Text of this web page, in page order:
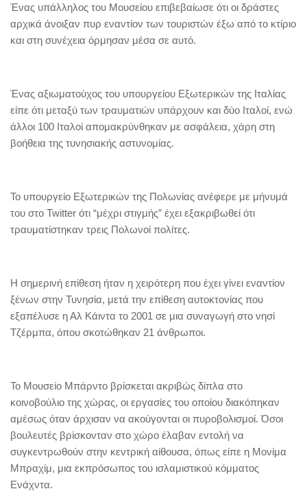
Ένας υπάλληλος του Μουσείου επιβεβαίωσε ότι οι δράστες
αρχικά άνοιξαν πυρ εναντίον των τουριστών έξω από το κτίριο
και στη συνέχεια όρμησαν μέσα σε αυτό.
Ένας αξιωματούχος του υπουργείου Εξωτερικών της Ιταλίας
είπε ότι μεταξύ των τραυματιών υπάρχουν και δύο Ιταλοί, ενώ
άλλοι 100 Ιταλοί απομακρύνθηκαν με ασφάλεια, χάρη στη
βοήθεια της τυνησιακής αστυνομίας.
Το υπουργείο Εξωτερικών της Πολωνίας ανέφερε με μήνυμά
του στο Twitter ότι “μέχρι στιγμής” έχει εξακριβωθεί ότι
τραυματίστηκαν τρεις Πολωνοί πολίτες.
Η σημερινή επίθεση ήταν η χειρότερη που έχει γίνει εναντίον
ξένων στην Τυνησία, μετά την επίθεση αυτοκτονίας που
εξαπέλυσε η Αλ Κάιντα το 2001 σε μια συναγωγή στο νησί
Τζέρμπα, όπου σκοτώθηκαν 21 άνθρωποι.
Το Μουσείο Μπάρντο βρίσκεται ακριβώς δίπλα στο
κοινοβούλιο της χώρας, οι εργασίες του οποίου διακόπηκαν
αμέσως όταν άρχισαν να ακούγονται οι πυροβολισμοί. Όσοι
βουλευτές βρίσκονταν στο χώρο έλαβαν εντολή να
συγκεντρωθούν στην κεντρική αίθουσα, όπως είπε η Μονίμα
Μπραχίμ, μια εκπρόσωπος του ισλαμιστικού κόμματος
Ενάχντα.